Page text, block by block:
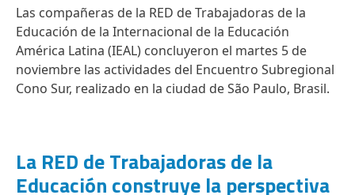
Las compañeras de la RED de Trabajadoras de la
Educación de la Internacional de la Educación
América Latina (IEAL) concluyeron el martes 5 de
noviembre las actividades del Encuentro Subregional
Cono Sur, realizado en la ciudad de São Paulo, Brasil.
La RED de Trabajadoras de la
Educación construye la perspectiva